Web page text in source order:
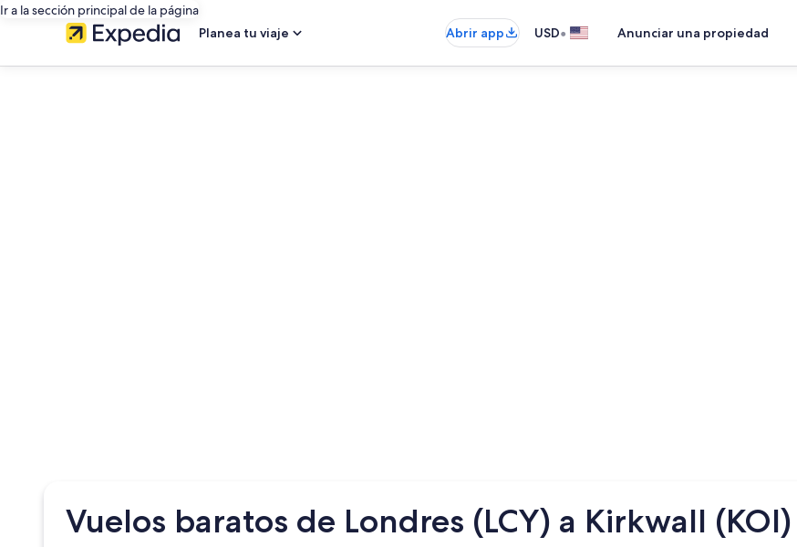
Ir a la sección principal de la página
Planea tu viaje
Abrir app USD• Anunciar una propiedad
Vuelos baratos de Londres (LCY) a Kirkwall (KOI)